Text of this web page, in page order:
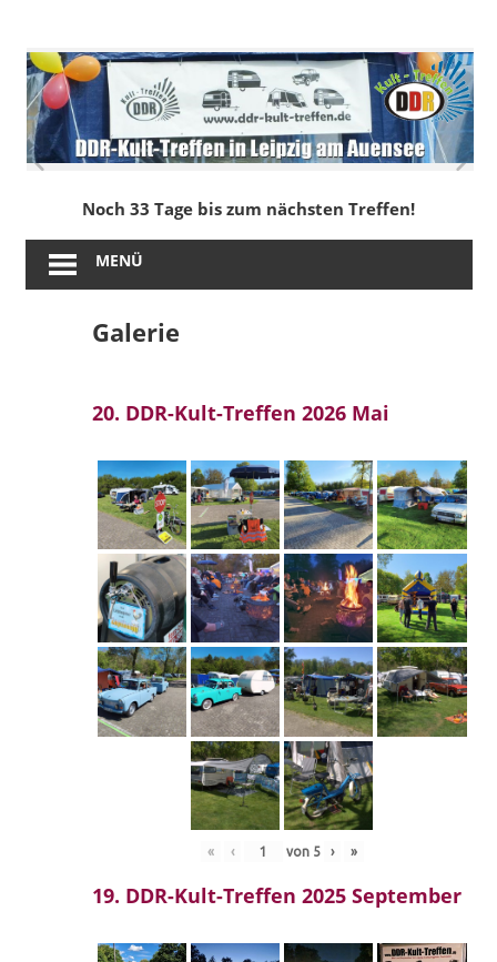
springen
DDR-
Kult-
Treffen
in
Leipzig
am
Noch 33 Tage bis zum nächsten Treffen!
MENÜ
Galerie
20. DDR-Kult-Treffen 2026 Mai
« ‹ von 5 › »
19. DDR-Kult-Treffen 2025 September